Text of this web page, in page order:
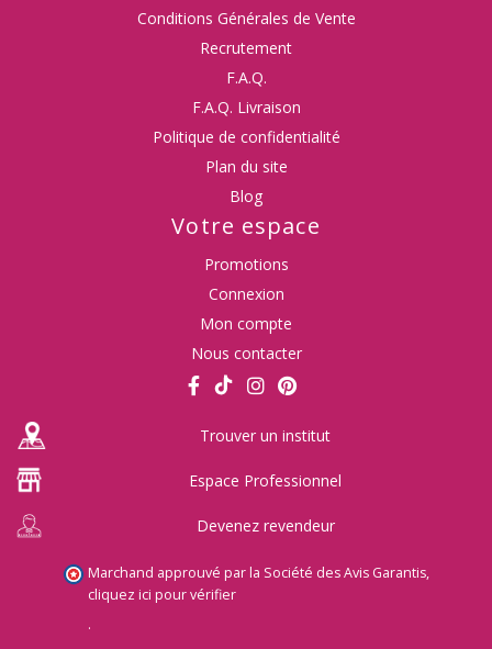
Conditions Générales de Vente
Recrutement
F.A.Q.
F.A.Q. Livraison
Politique de confidentialité
Plan du site
Blog
Votre espace
Promotions
Connexion
Mon compte
Nous contacter
Trouver un institut
Espace Professionnel
Devenez revendeur
Marchand approuvé par la Société des Avis Garantis,
cliquez ici pour vérifier
.